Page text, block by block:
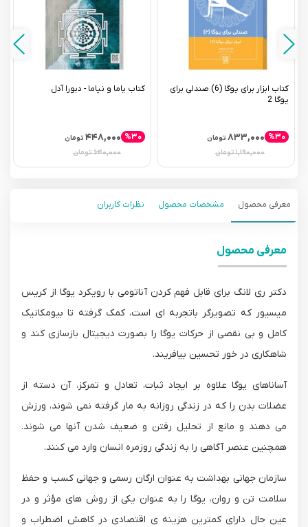
کتاب ابزار برای یوگا (6) صندلی برای
یوگا 2
۸۳۳,۰۰۰ تومان
۱,۱۹۰,۰۰۰تومان
%۳۰
کتاب یاما و نیاما - دبورا آدل
۴۴۸,۰۰۰ تومان
۶۴۰,۰۰۰تومان
%۳۰
معرفی محصول مشخصات محصول نظرات کاربران
معرفی محصول
دکتر ری لانگ برای قابل فهم کردن آناتومی با رویکرد یوگا از کریس
میسیور که تصویرگر باتجربه ای است، کمک گرفته تا بیومکانیک
کامل و بی نقصی از حرکات یوگا را بصورت دیجیتال بازسازی کند و
شاهکاری در خور تحسین بیافریند.
آساناهای یوگا علاوه بر ایجاد ثبات، تعادل و تمرکز، آن دسته از
عضلات بدن را که در زندگی روزانه به مار گرفته نمی شوند، ورزش
می دهند و مانع از تحلیل رفتن و ضعیف شدن آنها می شوند.
همچنین عنصر آگاهی را به زندگی روزمره انسان وارد می کنند.
سازمان جهانی بهداشت به عنوان ارگان رسمی و جهانی کسب و حفظ
سلامت تن و روان، یوگا را به عنوان یکی از روش های مؤثر و در
عین حال دارای کمترین هزینه ی اقتصادی در کاهش اضطراب و